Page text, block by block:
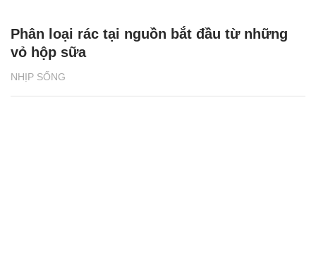
NHỊP SỐNG
Phân loại rác tại nguồn bắt đầu từ những
vỏ hộp sữa